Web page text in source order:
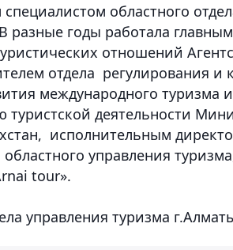
областного
разные годы работала
отношений
отдела регулирования и
международного туризма
деятельности
исполнительным
управления
tour».
управления туризма